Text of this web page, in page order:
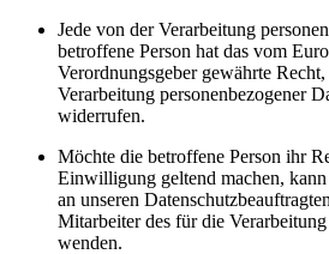
Jede von der Verarbeitung
betroffene Person hat das vom
Verordnungsgeber gewährte
Verarbeitung personenbezogener
widerrufen.
Möchte die betroffene Person ihr
Einwilligung geltend machen,
an unseren
Mitarbeiter des für die
wenden.